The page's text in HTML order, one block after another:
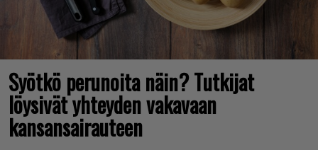
Syötkö perunoita näin? Tutkijat
löysivät yhteyden vakavaan
kansansairauteen